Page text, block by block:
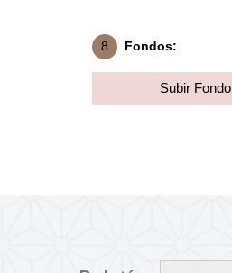
8 Fondos:
Subir Fondo